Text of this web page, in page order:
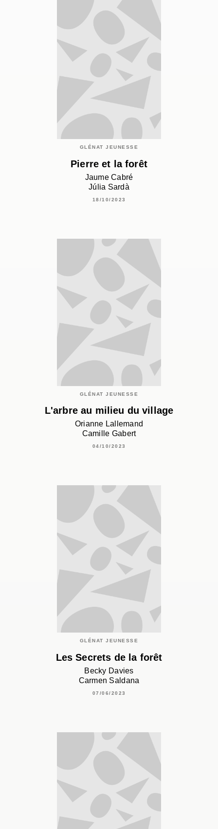
GLÉNAT JEUNESSE
Pierre et la forêt
Jaume Cabré
Júlia Sardà
18/10/2023
GLÉNAT JEUNESSE
L'arbre au milieu du village
Orianne Lallemand
Camille Gabert
04/10/2023
GLÉNAT JEUNESSE
Les Secrets de la forêt
Becky Davies
Carmen Saldana
07/06/2023